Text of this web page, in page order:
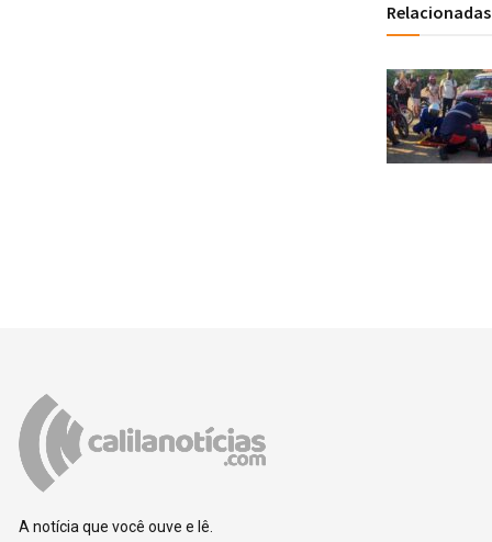
Relacionadas
A notícia que você ouve e lê.